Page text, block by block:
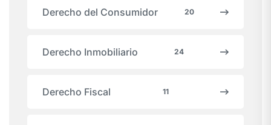
Derecho del Consumidor 20
Derecho Inmobiliario 24
Derecho Fiscal 11